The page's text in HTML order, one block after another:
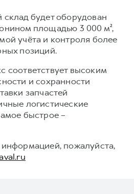
будет оборудован
площадью 3 000 м²,
учёта и контроля более
позиций.
соответствует высоким
и сохранности
запчастей
логистические
быстрое –
пожалуйста,